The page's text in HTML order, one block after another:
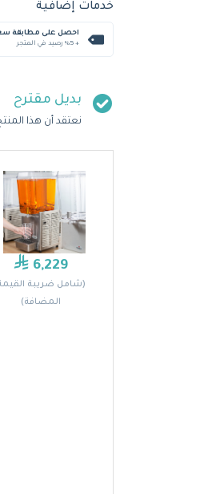
خدمات إضافية
احصل على مطابقة
+ %5 رصيد في المتجر
بديل مقترح
نعتقد أن هذا
6,229
(شامل ضريبة
المضافة)